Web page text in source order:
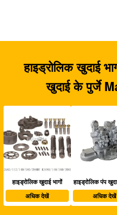
हाइड्रोलिक खुदाई
खुदाई के पुर्जे
हाइड्रोलिक पंप खुदाई के पुर्जे
अधिक देखें
यात्रा
अधिक देखें